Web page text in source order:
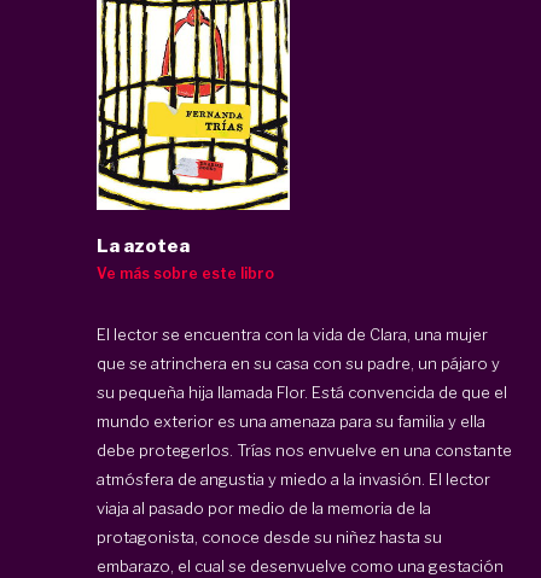
La azotea
Ve más sobre este libro
El lector se encuentra con la vida de Clara, una mujer
que se atrinchera en su casa con su padre, un pájaro y
su pequeña hija llamada Flor. Está convencida de que el
mundo exterior es una amenaza para su familia y ella
debe protegerlos. Trías nos envuelve en una constante
atmósfera de angustia y miedo a la invasión. El lector
viaja al pasado por medio de la memoria de la
protagonista, conoce desde su niñez hasta su
embarazo, el cual se desenvuelve como una gestación